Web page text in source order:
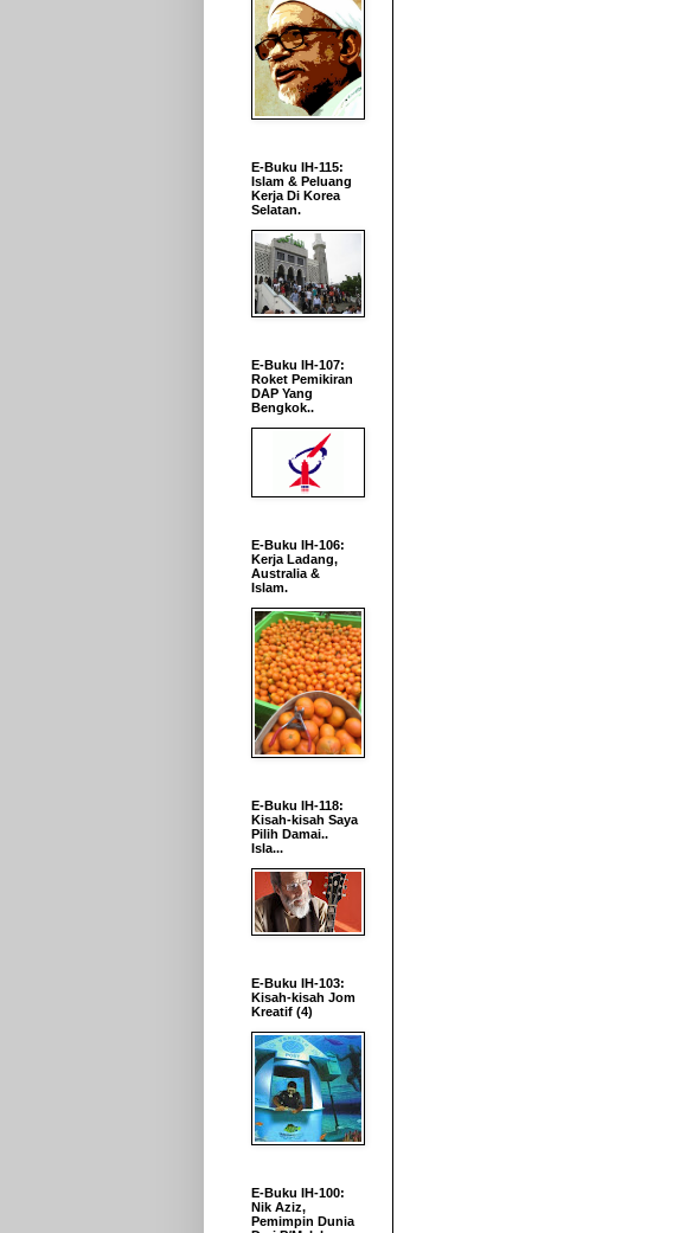
E-Buku IH-115:
Islam & Peluang
Kerja Di Korea
Selatan.
E-Buku IH-107:
Roket Pemikiran
DAP Yang
Bengkok..
E-Buku IH-106:
Kerja Ladang,
Australia &
Islam.
E-Buku IH-118:
Kisah-kisah Saya
Pilih Damai..
Isla...
E-Buku IH-103:
Kisah-kisah Jom
Kreatif (4)
E-Buku IH-100:
Nik Aziz,
Pemimpin Dunia